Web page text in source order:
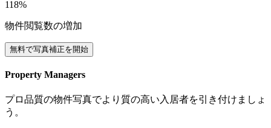
118%
物件閲覧数の増加
無料で写真補正を開始
Property Managers
プロ品質の物件写真でより質の高い入居者を引き付けましょ
う。